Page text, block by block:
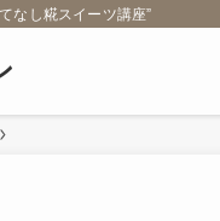
なし糀スイーツ講座”